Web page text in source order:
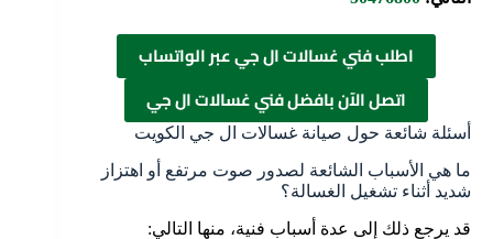
اطلب فني غسالات ال جي عبر الواتساب
اتصل الآن بافضل فني غسالات ال جي
أسئلة شائعة حول صيانة غسالات ال جي الكويت
ما هي الأسباب الشائعة لصدور صوت مرتفع أو اهتزاز
شديد أثناء تشغيل الغسالة؟
قد يرجع ذلك إلى عدة أسباب فنية، منها التالي: